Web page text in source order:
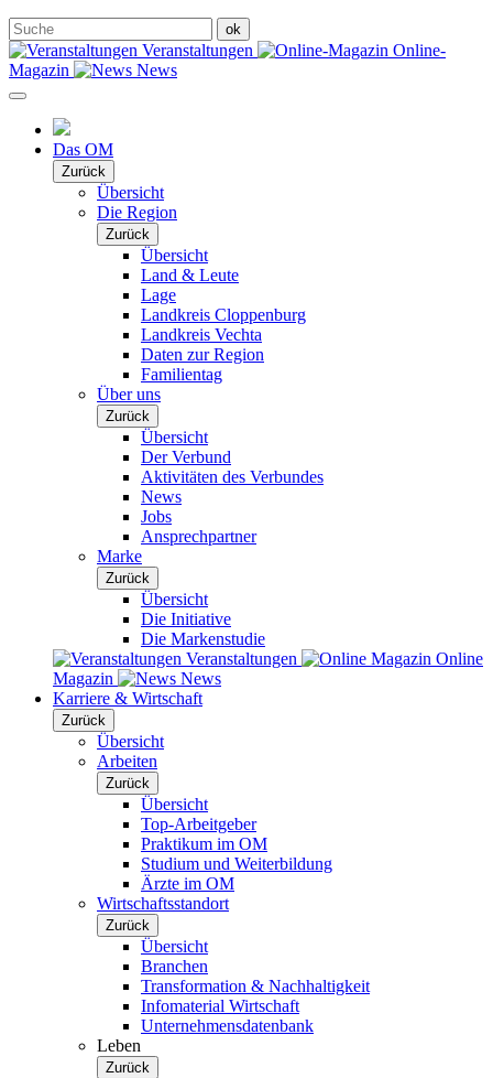
Veranstaltungen
Online-
Magazin
News
Das OM
Zurück
Übersicht
Die Region
Zurück
Übersicht
Land & Leute
Lage
Landkreis Cloppenburg
Landkreis Vechta
Daten zur Region
Familientag
Über uns
Zurück
Übersicht
Der Verbund
Aktivitäten des Verbundes
News
Jobs
Ansprechpartner
Marke
Zurück
Übersicht
Die Initiative
Die Markenstudie
Veranstaltungen
Online
Magazin
News
Karriere & Wirtschaft
Zurück
Übersicht
Arbeiten
Zurück
Übersicht
Top-Arbeitgeber
Praktikum im OM
Studium und Weiterbildung
Ärzte im OM
Wirtschaftsstandort
Zurück
Übersicht
Branchen
Transformation & Nachhaltigkeit
Infomaterial Wirtschaft
Unternehmensdatenbank
Leben
Zurück